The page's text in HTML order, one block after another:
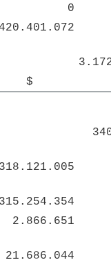
0
$
318.121.005
315.254.354
2.866.651
21.686.044